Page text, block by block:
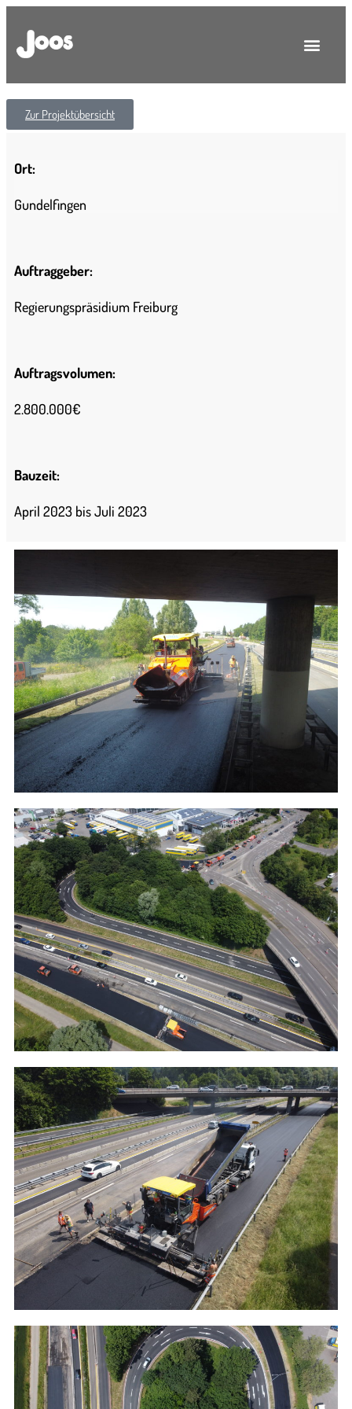
Zur Projektübersicht
Ort:
Gundelfingen
Auftraggeber:
Regierungspräsidium Freiburg
Auftragsvolumen:
2.800.000€
Bauzeit:
April 2023 bis Juli 2023